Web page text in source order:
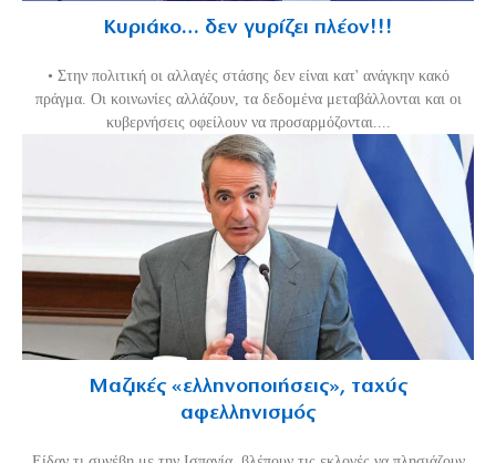
Κυριάκο… δεν γυρίζει πλέον!!!
• Στην πολιτική οι αλλαγές στάσης δεν είναι κατ' ανάγκην κακό
πράγμα. Οι κοινωνίες αλλάζουν, τα δεδομένα μεταβάλλονται και οι
κυβερνήσεις οφείλουν να προσαρμόζονται....
Μαζικές «ελληνοποιήσεις», ταχύς
αφελληνισμός